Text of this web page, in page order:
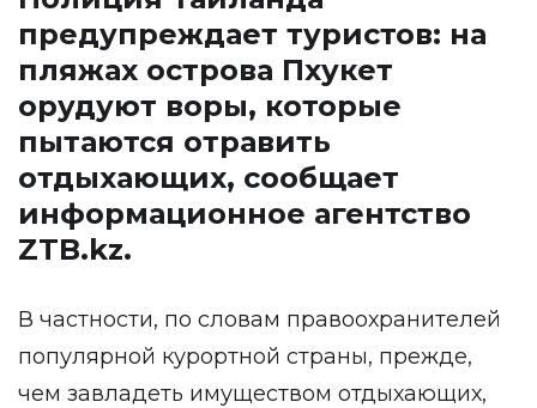
предупреждает туристов: на
пляжах острова Пхукет
орудуют воры, которые
пытаются отравить
отдыхающих, сообщает
информационное агентство
ZTB.kz.
В частности, по словам правоохранителей
популярной курортной страны, прежде,
чем завладеть имуществом отдыхающих,